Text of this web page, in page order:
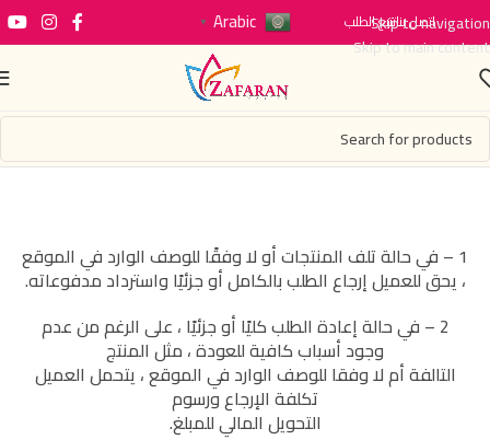
Skip to navigation
Skip to main content
اتصل بناتتبع الطلب Arabic
▼
1 – في حالة تلف المنتجات أو لا وفقًا للوصف الوارد في الموقع
، يحق للعميل إرجاع الطلب بالكامل أو جزئيًا واسترداد مدفوعاته.
2 – في حالة إعادة الطلب كليًا أو جزئيًا ، على الرغم من عدم
وجود أسباب كافية للعودة ، مثل المنتج
التالفة أم لا وفقا للوصف الوارد في الموقع ، يتحمل العميل
تكلفة الإرجاع ورسوم
التحويل المالي للمبلغ.